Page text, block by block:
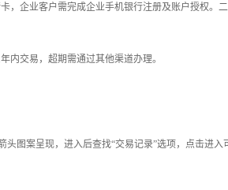
，企业客户需完成企业手机银行注册及账户授权。
内交易，超期需通过其他渠道办理。
图案呈现，进入后查找“交易记录”选项，点击进入